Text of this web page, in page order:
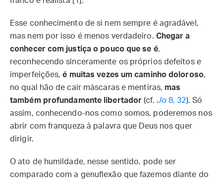
Esse conhecimento de si nem sempre é agradável,
mas nem por isso é menos verdadeiro. Chegar a
conhecer com justiça o pouco que se é,
reconhecendo sinceramente os próprios defeitos e
imperfeições,é muitas vezes um caminho doloroso,
no qual hão de cair máscaras e mentiras, mas
também profundamente libertador (cf. Jo8, 32). Só
assim, conhecendo-nos como somos, poderemos nos
abrir com franqueza à palavra que Deus nos quer
dirigir.
O ato de humildade, nesse sentido, pode ser
comparado com a genuflexão que fazemos diante do